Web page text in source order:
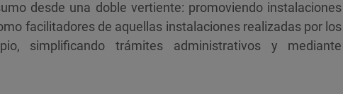
desde una doble vertiente: promoviendo instalaciones
facilitadores de aquellas instalaciones realizadas por los
simplificando trámites administrativos y mediante